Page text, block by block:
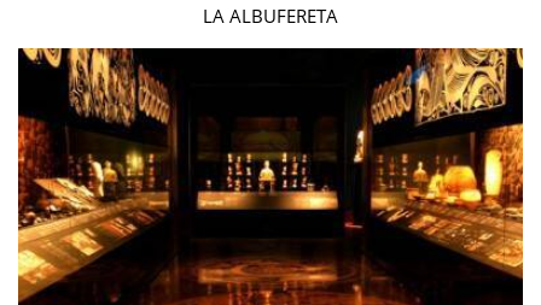
LA ALBUFERETA